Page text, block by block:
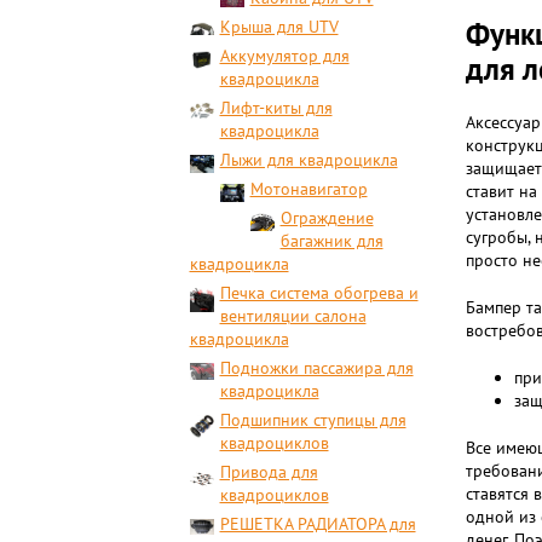
Крыша для UTV
Аккумулятор для
квадроцикла
Лифт-киты для
квадроцикла
Лыжи для квадроцикла
Мотонавигатор
Ограждение
багажник для
квадроцикла
Печка система обогрева и
вентиляции салона
квадроцикла
Подножки пассажира для
квадроцикла
Подшипник ступицы для
квадроциклов
Привода для
квадроциклов
РЕШЕТКА РАДИАТОРА для
для
ставит
сугробы,
просто
Бампер
Все
одной из